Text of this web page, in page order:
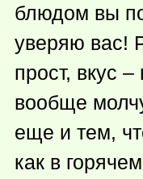
блюдом вы
уверяю вас!
прост, вкус
вообще
еще и тем,
как в